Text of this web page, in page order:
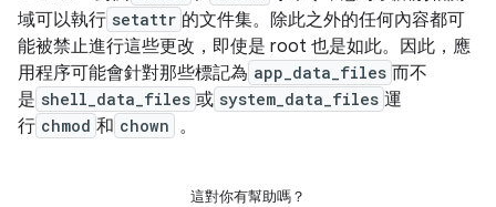
域可以執行 setattr 的文件集。除此之外的任何內容都可
能被禁止進行這些更改，即使是 root 也是如此。因此，應
用程序可能會針對那些標記為 app_data_files 而不
是 shell_data_files 或 system_data_files 運
行 chmod 和 chown 。
這對你有幫助嗎？